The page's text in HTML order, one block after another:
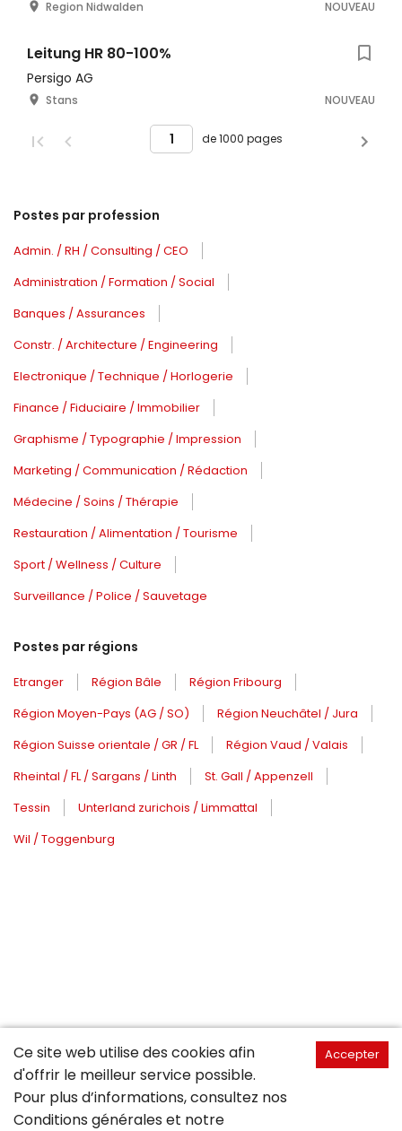
Region Nidwalden NOUVEAU
Leitung HR 80-100%
Persigo AG
Stans NOUVEAU
de 1000 pages
Postes par profession
Admin. / RH / Consulting / CEO
Administration / Formation / Social
Banques / Assurances
Constr. / Architecture / Engineering
Electronique / Technique / Horlogerie
Finance / Fiduciaire / Immobilier
Graphisme / Typographie / Impression
Marketing / Communication / Rédaction
Médecine / Soins / Thérapie
Restauration / Alimentation / Tourisme
Sport / Wellness / Culture
Surveillance / Police / Sauvetage
Postes par régions
Etranger Région Bâle
Région Fribourg
Région Moyen-Pays (AG / SO)
Région Neuchâtel / Jura
Région Suisse orientale / GR / FL
Région Vaud / Valais
Rheintal / FL / Sargans / Linth
St. Gall / Appenzell
Tessin
Unterland zurichois / Limmattal
Wil / Toggenburg
Ce site web utilise des cookies afin
d'offrir le meilleur service possible.
Pour plus d’informations, consultez nos
Conditions générales et notre
Accepter